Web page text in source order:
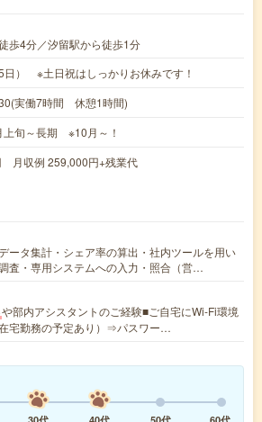
歩4分／汐留駅から徒歩1分
日） ※土日祝はしっかりお休みです！
実働7時間 休憩1時間)
上旬～長期 ※10月～！
月収例 259,000円+残業代
ータ集計・シェア率の算出・社内ツールを用い
査・専用システムへの入力・照合（営…
や部内アシスタントのご経験■ご自宅にWi-Fi環境
宅勤務の予定あり）⇒パスワー…